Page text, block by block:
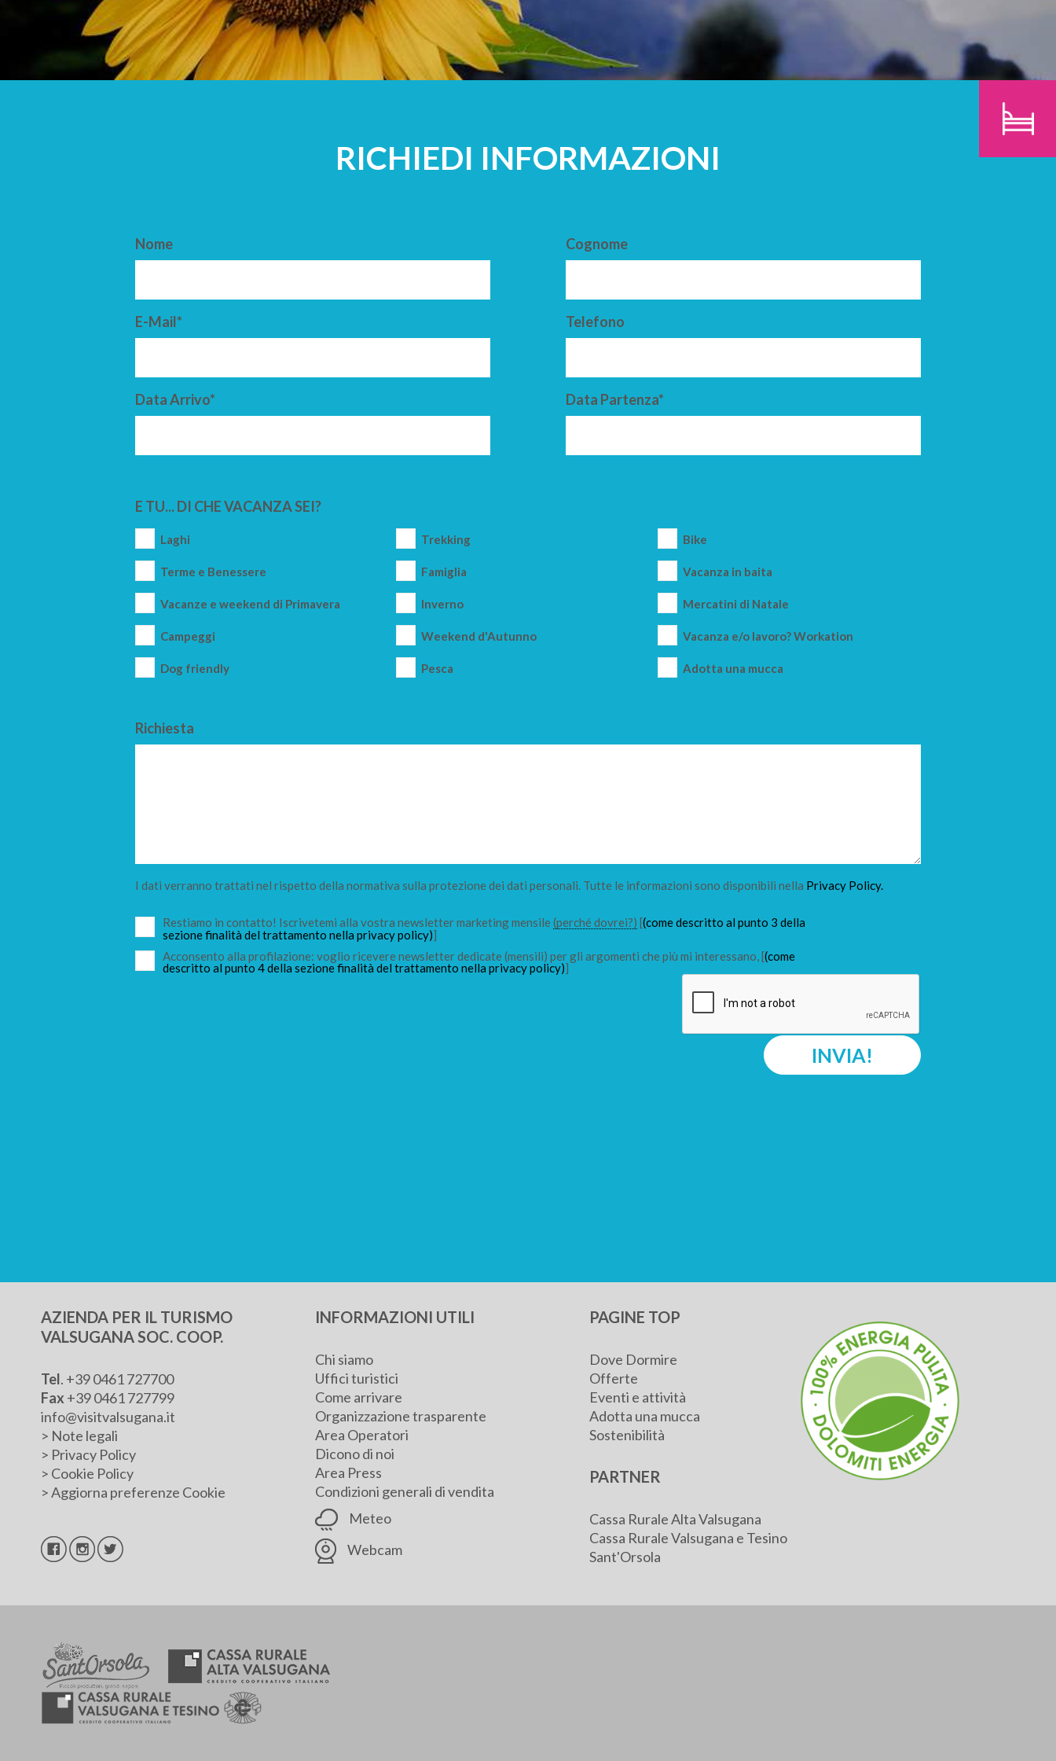
ARRIVO PARTENZA
CERCA
RICHIEDI INFORMAZIONI
Nome Cognome
E-Mail* Telefono
Data Arrivo* Data Partenza*
E TU... DI CHE VACANZA SEI?
Laghi Trekking Bike
Terme e Benessere Famiglia Vacanza in baita
Vacanze e weekend di Primavera Inverno Mercatini di Natale
Campeggi Weekend d'Autunno Vacanza e/o lavoro? Workation
Dog friendly Pesca Adotta una mucca
Richiesta
I dati verranno trattati nel rispetto della normativa sulla protezione dei dati personali. Tutte le informazioni sono disponibili nella Privacy Policy.
Restiamo in contatto! Iscrivetemi alla vostra newsletter marketing mensile (perché dovrei?) [(come descritto al punto 3 della
sezione finalità del trattamento nella privacy policy)]
Acconsento alla profilazione: voglio ricevere newsletter dedicate (mensili) per gli argomenti che più mi interessano, [(come
descritto al punto 4 della sezione finalità del trattamento nella privacy policy)]
INVIA!
AZIENDA PER IL TURISMO
VALSUGANA SOC. COOP.
Tel. +39 0461 727700
Fax +39 0461 727799
info@visitvalsugana.it
> Note legali
> Privacy Policy
> Cookie Policy
>Aggiorna preferenze Cookie
INFORMAZIONI UTILI
Chi siamo
Uffici turistici
Come arrivare
Organizzazione trasparente
Area Operatori
Dicono di noi
Area Press
Condizioni generali di vendita
Meteo
Webcam
PAGINE TOP
Dove Dormire
Offerte
Eventi e attività
Adotta una mucca
Sostenibilità
PARTNER
Cassa Rurale Alta Valsugana
Cassa Rurale Valsugana e Tesino
Sant'Orsola